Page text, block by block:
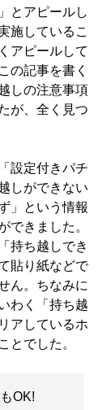
とアピールし
施しているこ
アピールして
の記事を書く
しの注意事項
が、全く見つ
設定付きパチ
しができない
」という情報
できました。
持ち越しでき
貼り紙などで
ん。ちなみに
わく「持ち越
アしているホ
とでした。
OK!